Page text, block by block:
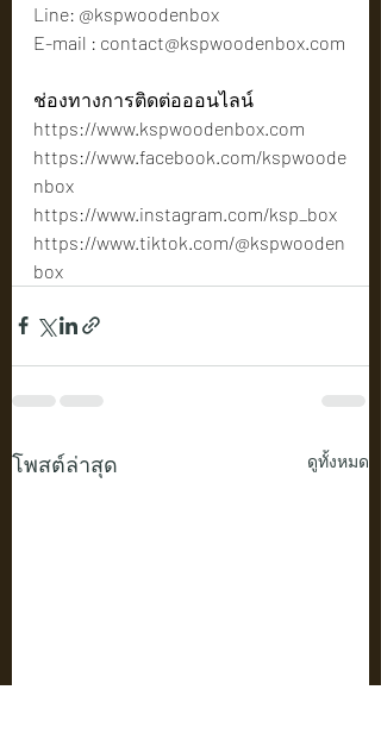
Line: @kspwoodenbox
E-mail : contact@kspwoodenbox.com
ช่องทางการติดต่อออนไลน์
https://www.kspwoodenbox.com
https://www.facebook.com/kspwoode
nbox
https://www.instagram.com/ksp_box
https://www.tiktok.com/@kspwooden
box
โพสต์ล่าสุด ดูทั้งหมด